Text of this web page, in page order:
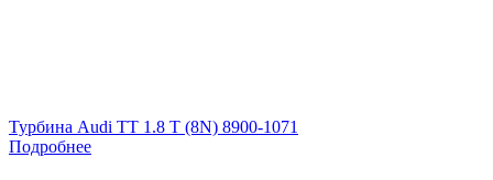
Турбина Audi TT 1.8 T (8N) 8900-1071
Подробнее